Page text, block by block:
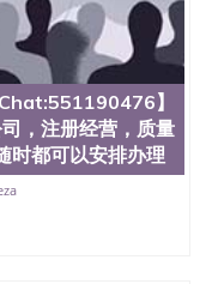
点做电子图；
子图确认好转成
视频确认再付余
外DHL）。 三、
学历学位认证，
回国人员证明
查。 3、留信网
受用。 四、办理
商学院、交流学
】
，注册经营，质量
时都可以安排办理